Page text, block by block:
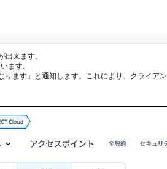
来ます。
ます。
ます」と通知します。これにより、クライア